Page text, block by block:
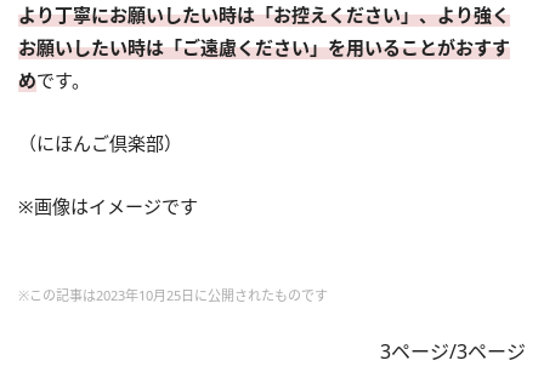
より丁寧にお願いしたい時は「お控えください」、より強く
お願いしたい時は「ご遠慮ください」を用いることがおすす
めです。
（にほんご倶楽部）
※画像はイメージです
※この記事は2023年10月25日に公開されたものです
3ページ/3ページ